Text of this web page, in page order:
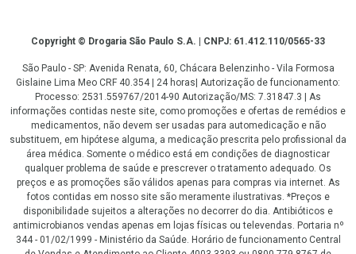
CopyrightCopyright © Drogaria São Paulo S.A. | CNPJ: 61.412.110/0565-33
São Paulo - SP: Avenida Renata, 60, Chácara Belenzinho - Vila Formosa
Gislaine Lima Meo CRF 40.354 | 24 horas| Autorização de funcionamento:
Processo: 2531.559767/2014-90 Autorização/MS: 7.31847.3 | As
informações contidas neste site, como promoções e ofertas de remédios e
medicamentos, não devem ser usadas para automedicação e não
substituem, em hipótese alguma, a medicação prescrita pelo profissional da
área médica. Somente o médico está em condições de diagnosticar
qualquer problema de saúde e prescrever o tratamento adequado. Os
preços e as promoções são válidos apenas para compras via internet. As
fotos contidas em nosso site são meramente ilustrativas. *Preços e
disponibilidade sujeitos a alterações no decorrer do dia. Antibióticos e
antimicrobianos vendas apenas em lojas físicas ou televendas. Portaria nº
344 - 01/02/1999 - Ministério da Saúde. Horário de funcionamento Central